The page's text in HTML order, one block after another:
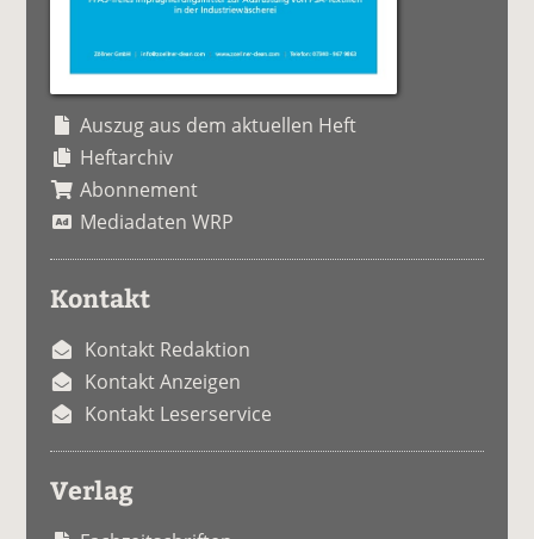
Auszug aus dem aktuellen Heft
Heftarchiv
Abonnement
Mediadaten WRP
Kontakt
Kontakt Redaktion
Kontakt Anzeigen
Kontakt Leserservice
Verlag